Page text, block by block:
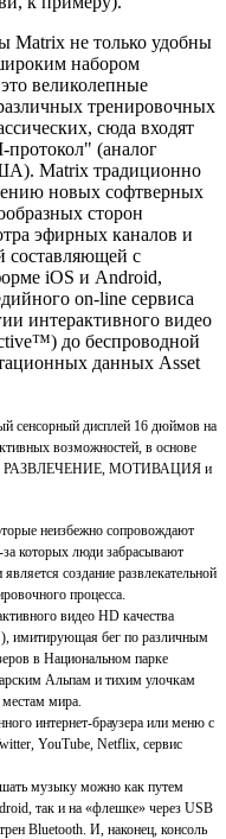
не только удобны
набором
великолепные
тренировочных
сюда входят
(аналог
Matrix традиционно
новых софтверных
сторон
эфирных каналов и
составляющей с
iOS и Android,
on-line сервиса
интерактивного видео
до беспроводной
данных Asset
сенсорный дисплей 16 дюймов на
возможностей, в основе
РАЗВЛЕЧЕНИЕ, МОТИВАЦИЯ и
неизбежно сопровождают
которых люди забрасывают
создание развлекательной
процесса.
видео HD качества
), имитирующая бег по различным
в Национальном парке
Альпам и тихим улочкам
мира.
интернет-браузера или меню с
YouTube, Netflix, сервис
музыку можно как путем
так и на «флешке» через USB
Bluetooth. И, наконец, консоль